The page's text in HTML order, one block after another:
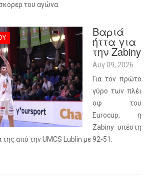
του αγώνα.
Βαριά
ήττα για
την Zabiny
Αυγ 09, 2026
Για τον πρώτο
γύρο των πλέι
οφ του
Eurocup, η
Zabiny υπέστη
από την UMCS Lublin με 92-51.